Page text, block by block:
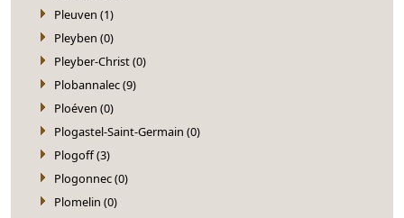
Pleuven (1)
Pleyben (0)
Pleyber-Christ (0)
Plobannalec (9)
Ploéven (0)
Plogastel-Saint-Germain (0)
Plogoff (3)
Plogonnec (0)
Plomelin (0)